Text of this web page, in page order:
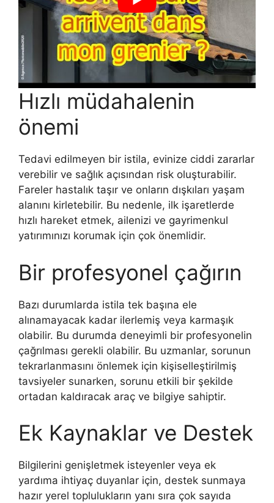
Hızlı müdahalenin
önemi
Tedavi edilmeyen bir istila, evinize ciddi zararlar
verebilir ve sağlık açısından risk oluşturabilir.
Fareler hastalık taşır ve onların dışkıları yaşam
alanını kirletebilir. Bu nedenle, ilk işaretlerde
hızlı hareket etmek, ailenizi ve gayrimenkul
yatırımınızı korumak için çok önemlidir.
Bir profesyonel çağırın
Bazı durumlarda istila tek başına ele
alınamayacak kadar ilerlemiş veya karmaşık
olabilir. Bu durumda deneyimli bir profesyonelin
çağrılması gerekli olabilir. Bu uzmanlar, sorunun
tekrarlanmasını önlemek için kişiselleştirilmiş
tavsiyeler sunarken, sorunu etkili bir şekilde
ortadan kaldıracak araç ve bilgiye sahiptir.
Ek Kaynaklar ve Destek
Bilgilerini genişletmek isteyenler veya ek
yardıma ihtiyaç duyanlar için, destek sunmaya
hazır yerel toplulukların yanı sıra çok sayıda